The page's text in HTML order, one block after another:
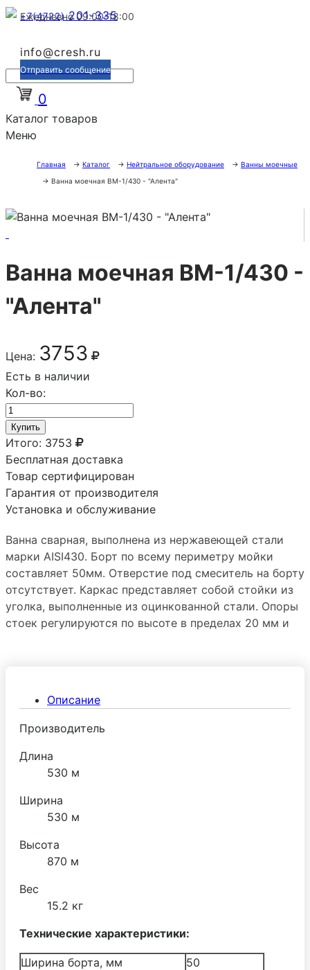
+7(4722)201-335
Ежедневно 09:00-18:00
info@cresh.ru
Отправить сообщение
0
Каталог товаров
Меню
Главная → Каталог → Нейтральное оборудование → Ванны моечные
→ Ванна моечная ВМ-1/430 - "Алента"
Ванна моечная ВМ-1/430 -
"Алента"
Цена: 3753
Есть в наличии
Кол-во:
Купить
Итого: 3753
Бесплатная доставка
Товар сертифицирован
Гарантия от производителя
Установка и обслуживание
Ванна сварная, выполнена из нержавеющей стали
марки AISI430. Борт по всему периметру мойки
составляет 50мм. Отверстие под смеситель на борту
отсутствует. Каркас представляет собой стойки из
уголка, выполненные из оцинкованной стали. Опоры
стоек регулируются по высоте в пределах 20 мм и
Описание
Производитель
Длина
530 м
Ширина
530 м
Высота
870 м
Вес
15.2 кг
Технические характеристики:
Ширина борта, мм
50